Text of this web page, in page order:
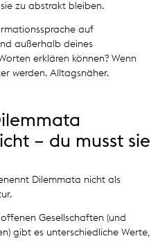
zu abstrakt bleiben.
auf
außerhalb deines
erklären können? Wenn
werden. Alltagsnäher.
– du musst sie
Dilemmata nicht als
offenen Gesellschaften (und
gibt es unterschiedliche Werte,